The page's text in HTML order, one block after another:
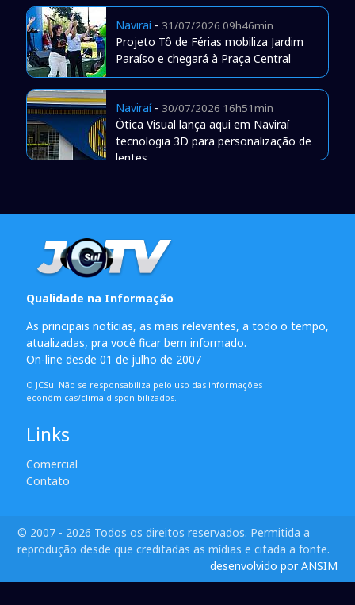
Naviraí- 31/07/2026 09h46min
Projeto Tô de Férias mobiliza Jardim
Paraíso e chegará à Praça Central
Naviraí- 30/07/2026 16h51min
Òtica Visual lança aqui em Naviraí
tecnologia 3D para personalização de
lentes
Qualidade na Informação
As principais notícias, as mais relevantes, a todo o tempo,
atualizadas, pra você ficar bem informado.
On-line desde 01 de julho de 2007
O JCSul Não se responsabiliza pelo uso das informações
econômicas/clima disponibilizados.
Links
Comercial
Contato
© 2007 - 2026 Todos os direitos reservados. Permitida a
reprodução desde que creditadas as mídias e citada a fonte.
desenvolvido por ANSIM